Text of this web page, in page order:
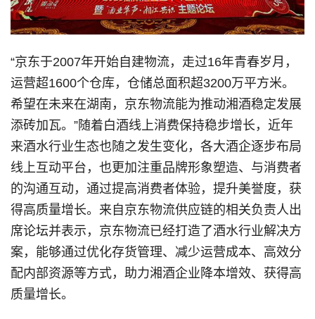
“京东于2007年开始自建物流，走过16年青春岁月，
运营超1600个仓库，仓储总面积超3200万平方米。
希望在未来在湖南，京东物流能为推动湘酒稳定发展
添砖加瓦。”随着白酒线上消费保持稳步增长，近年
来酒水行业生态也随之发生变化，各大酒企逐步布局
线上互动平台，也更加注重品牌形象塑造、与消费者
的沟通互动，通过提高消费者体验，提升美誉度，获
得高质量增长。来自京东物流供应链的相关负责人出
席论坛并表示，京东物流已经打造了酒水行业解决方
案，能够通过优化存货管理、减少运营成本、高效分
配内部资源等方式，助力湘酒企业降本增效、获得高
质量增长。